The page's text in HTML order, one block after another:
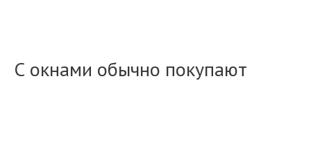
С окнами обычно покупают